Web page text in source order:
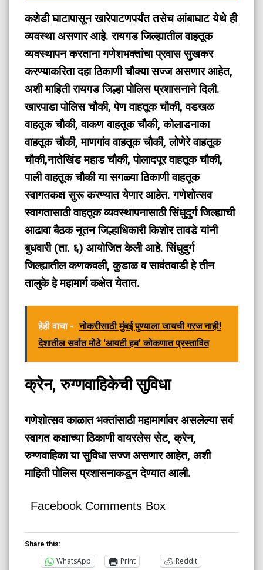
कशेडी घाटापासून खारेपाटणपर्यंत तसेच आंबाघाट येथे ही
व्यवस्था असणार आहे. रायगड जिल्ह्यातील वाहतूक
व्यवस्थापन करताना गणेशभक्तांचा प्रवास सुखकर
करण्याकरिता दहा ठिकाणी चौक्या सज्ज असणार आहेत,
अशी माहिती रायगड जिल्हा पोलिस प्रशासनाने दिली.
खारपाडा पोलिस चौकी, पेण वाहतूक चौकी, वडखळ
वाहतूक चौकी, वाकण वाहतूक चौकी, कोलाडनाका
वाहतूक चौकी, माणगांव वाहतूक चौकी, लोणेरे वाहतूक
चौकी,नातेखिंड महाड चौकी, पोलादपूर वाहतूक चौकी,
पाली वाहतूक चौकी या सगळ्या ठिकाणी वाहतूक
स्वागतकक्ष सुरू करण्यात येणार आहेत. गणेशोत्सव
स्वागतासाठी वाहतूक व्यवस्थापनासाठी सिंधुदुर्ग जिल्ह्याची
आढावा बैठक नूतन जिल्हाधिकारी किशोर तावडे यांनी
बुधवारी (ता. ६) आयोजित केली आहे. सिंधुदुर्ग
जिल्ह्यातील कणकवली, कुडाळ व सावंतवाडी हे तीन
तालुके हे महामार्ग कक्षेत येतात.
हेही वाचा - नोकरीसाठी मुंबई पुण्याला जायची गरज नाही!
देशातील सर्वात मोठे 'आयटी हब' कोकणात प्रस्तावित
क्रेन, रुग्णवाहिकेची सुविधा
गणेशोत्सव काळात भक्तांसाठी महामार्गावर असलेल्या सर्व
स्वागत कक्षाच्या ठिकाणी वायरलेस सेट, क्रेन,
रुग्णवाहिका या सुविधा सज्ज असणार आहेत, अशी
माहिती पोलिस प्रशासनाकडून देण्यात आली.
Facebook Comments Box
Share this:
WhatsApp Print
Reddit